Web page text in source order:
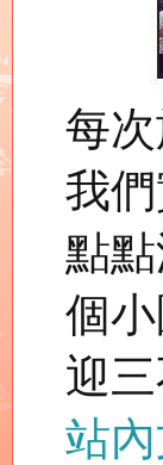
每
我
點
個
迎
站